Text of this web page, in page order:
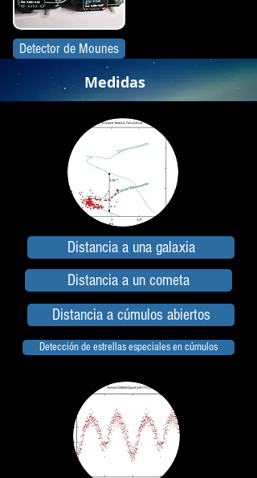
Detector de Mounes
Distancia a una galaxia
Distancia a un cometa
Distancia a cúmulos abiertos
Detección de estrellas especiales en cúmulos
Medidas